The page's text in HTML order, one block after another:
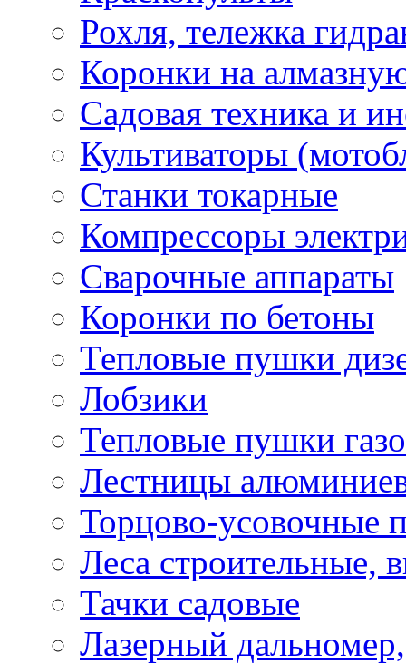
Рохля, тележка
Коронки на
Садовая техника и
Культиваторы
Станки токарные
Компрессоры
Сварочные аппараты
Коронки по бетоны
Тепловые пушки
Лобзики
Тепловые пушки
Лестницы
Торцово-усовочные
Леса строительные,
Тачки садовые
Лазерный дальномер,